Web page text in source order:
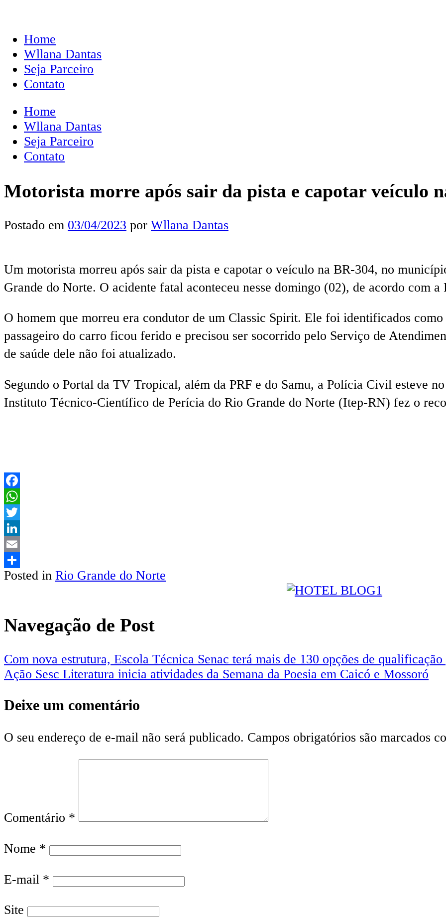
Home
Wllana Dantas
Seja Parceiro
Contato
Home
Wllana Dantas
Seja Parceiro
Contato
Motorista morre após sair da pista e capotar veículo
Postado em 03/04/2023 por Wllana Dantas
Um motorista morreu após sair da pista e capotar o veículo na BR-304, no
Grande do Norte. O acidente fatal aconteceu nesse domingo (02), de acordo com
O homem que morreu era condutor de um Classic Spirit. Ele foi identificados
passageiro do carro ficou ferido e precisou ser socorrido pelo Serviço de
de saúde dele não foi atualizado.
Segundo o Portal da TV Tropical, além da PRF e do Samu, a Polícia Civil esteve
Instituto Técnico-Científico de Perícia do Rio Grande do Norte (Itep-RN) fez o
Facebook
WhatsApp
Twitter
LinkedIn
Email
Share
Posted in Rio Grande do Norte
Navegação de Post
Com nova estrutura, Escola Técnica Senac terá mais de 130 opções de
Ação Sesc Literatura inicia atividades da Semana da Poesia em Caicó e Mossoró
Deixe um comentário
O seu endereço de e-mail não será publicado. Campos obrigatórios são marcados
Comentário *
Nome *
E-mail *
Site